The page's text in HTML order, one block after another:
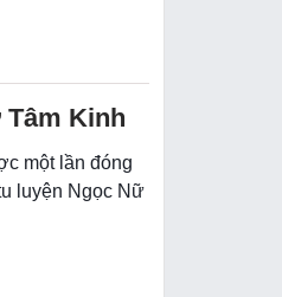
Kinh
một lần đóng
luyện Ngọc Nữ